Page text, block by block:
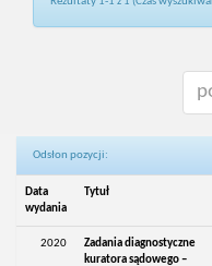
Odsłon pozycji:
Data
wydania
Tytuł
2020
Zadania diagnostyczne
kuratora sądowego –